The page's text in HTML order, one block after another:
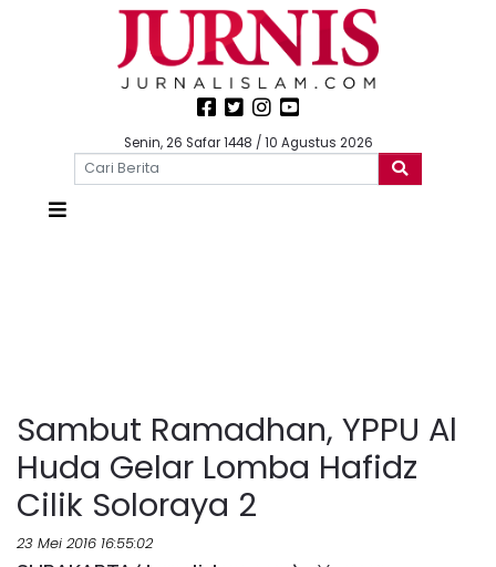
Senin, 26 Safar 1448 / 10 Agustus 2026
Sambut Ramadhan, YPPU Al
Huda Gelar Lomba Hafidz
Cilik Soloraya 2
23 Mei 2016 16:55:02